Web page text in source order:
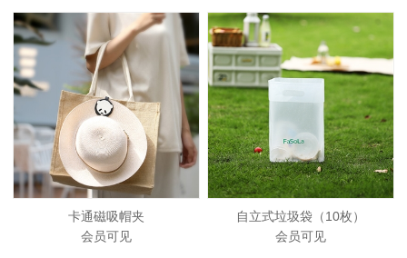
卡通磁吸帽夹
会员可见
自立式垃圾袋（10枚）
会员可见